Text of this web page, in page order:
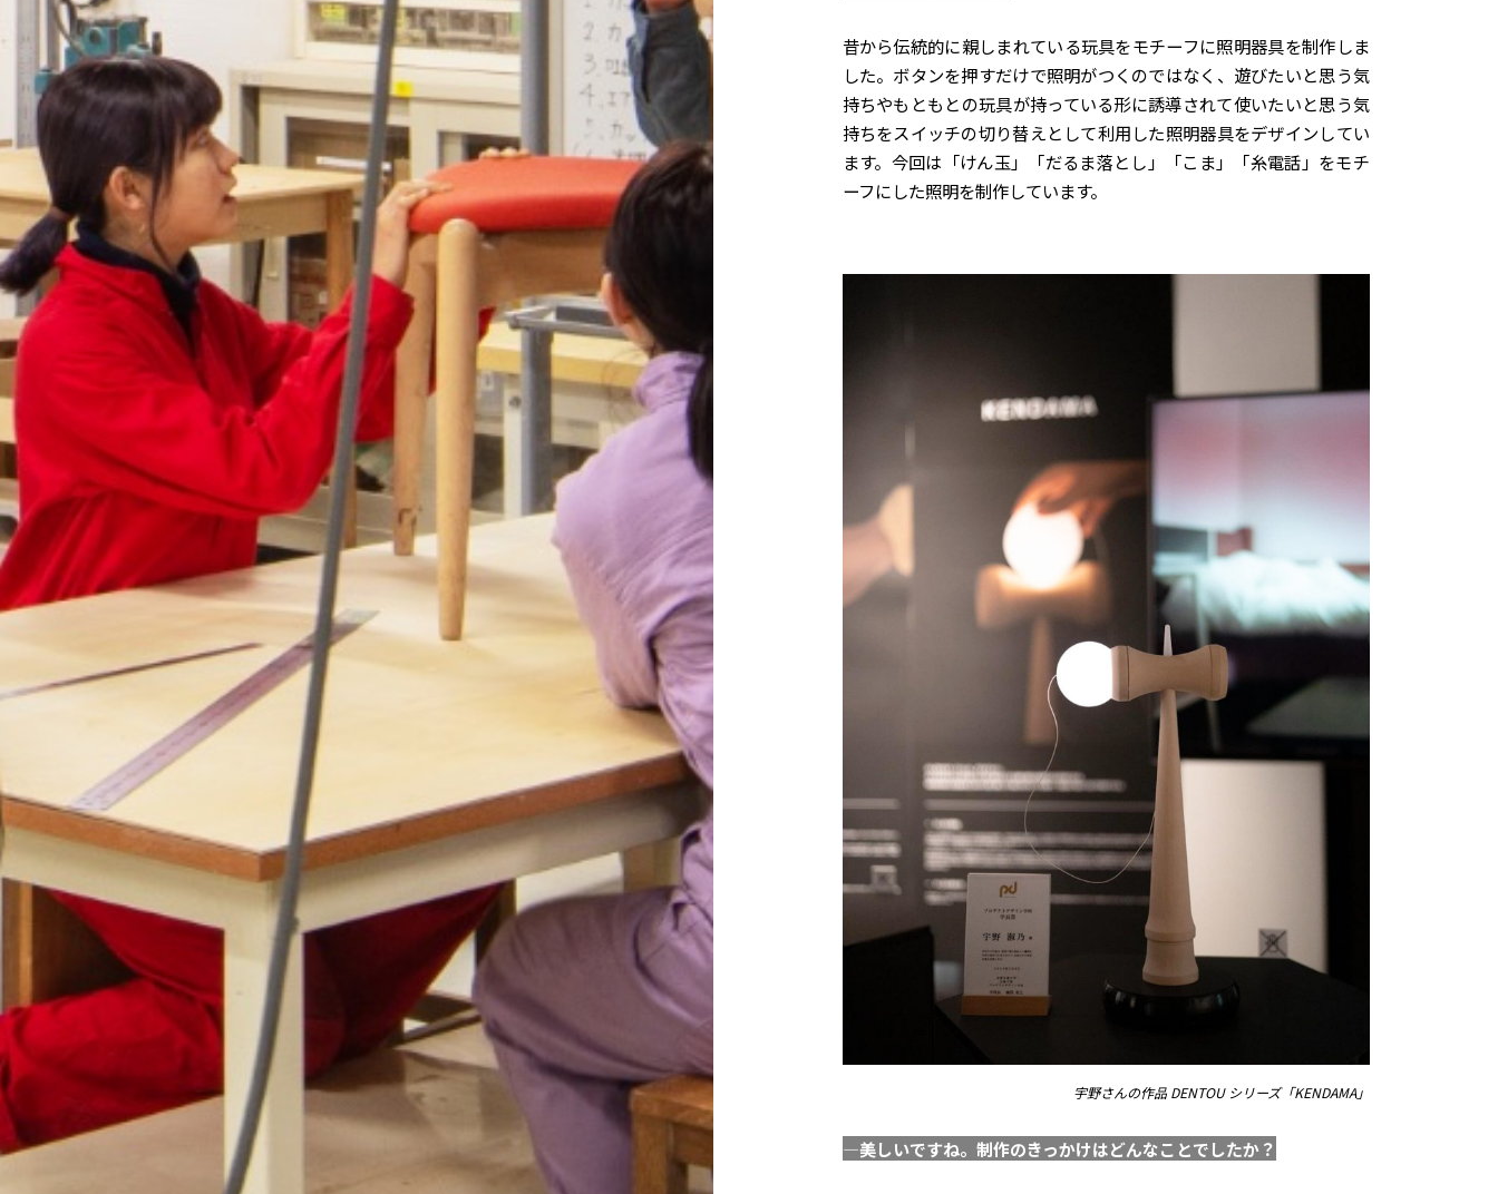
昔から伝統的に親しまれている玩具をモチーフに照明器具を制作しま
した。ボタンを押すだけで照明がつくのではなく、遊びたいと思う気
持ちやもともとの玩具が持っている形に誘導されて使いたいと思う気
持ちをスイッチの切り替えとして利用した照明器具をデザインしてい
ます。今回は「けん玉」「だるま落とし」「こま」「糸電話」をモチ
ーフにした照明を制作しています。
宇野さんの作品 DENTOU シリーズ「KENDAMA」
—美しいですね。制作のきっかけはどんなことでしたか？